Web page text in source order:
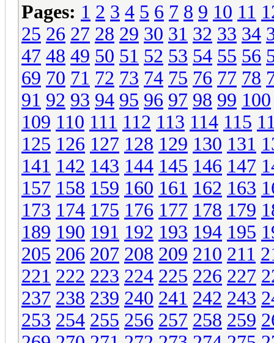
Pages: 1 2 3 4 5 6 7 8 9 10 11
25 26 27 28 29 30 31 32 33 34
47 48 49 50 51 52 53 54 55 56
69 70 71 72 73 74 75 76 77 78
91 92 93 94 95 96 97 98 99 100
109 110 111 112 113 114 115
125 126 127 128 129 130 131
141 142 143 144 145 146 147
157 158 159 160 161 162 163
173 174 175 176 177 178 179
189 190 191 192 193 194 195
205 206 207 208 209 210 211
221 222 223 224 225 226 227
237 238 239 240 241 242 243
253 254 255 256 257 258 259